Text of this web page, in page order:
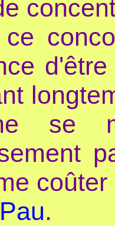
se
Pau.